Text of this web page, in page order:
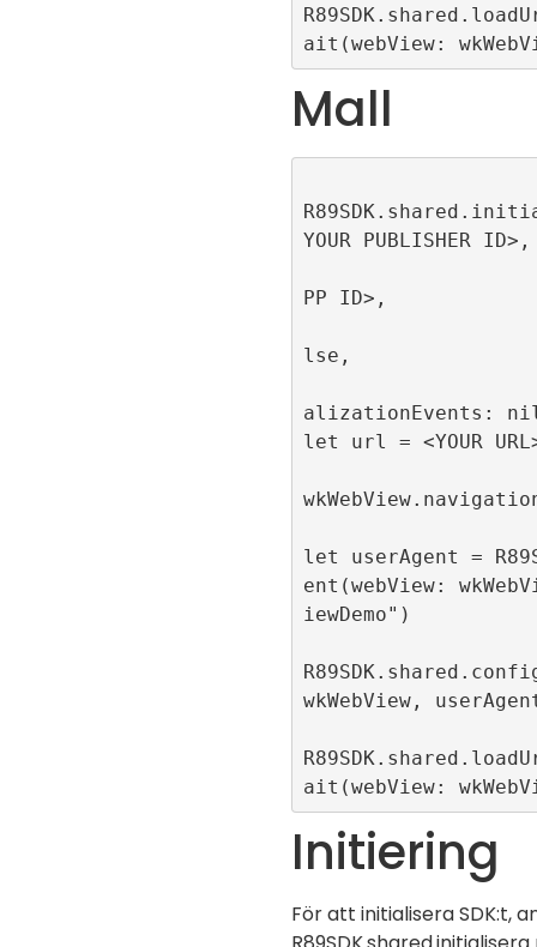
ait(webView:
Mall
YOUR PUBLISHER
PP ID>,
lse,
alizationEvents:
let url = <YOUR
let userAgent =
ent(webView:
iewDemo")
wkWebView,
ait(webView:
Initiering
För att initialisera SDK:t,